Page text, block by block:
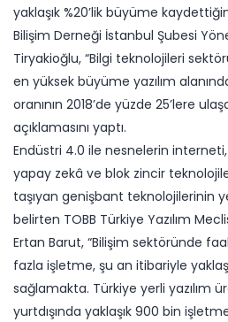
yaklaşık %20’lik büyüme
Bilişim Derneği İstanbul Şubesi
Tiryakioğlu, “Bilgi teknolojileri
en yüksek büyüme yazılım
oranının 2018’de yüzde 25’lere
açıklamasını yaptı.
Endüstri 4.0 ile nesnelerin
yapay zekâ ve blok zincir
taşıyan genişbant teknolojilerinin
belirten TOBB Türkiye Yazılım
Ertan Barut, “Bilişim sektöründe
fazla işletme, şu an itibariyle
sağlamakta. Türkiye yerli yazılım
yurtdışında yaklaşık 900 bin